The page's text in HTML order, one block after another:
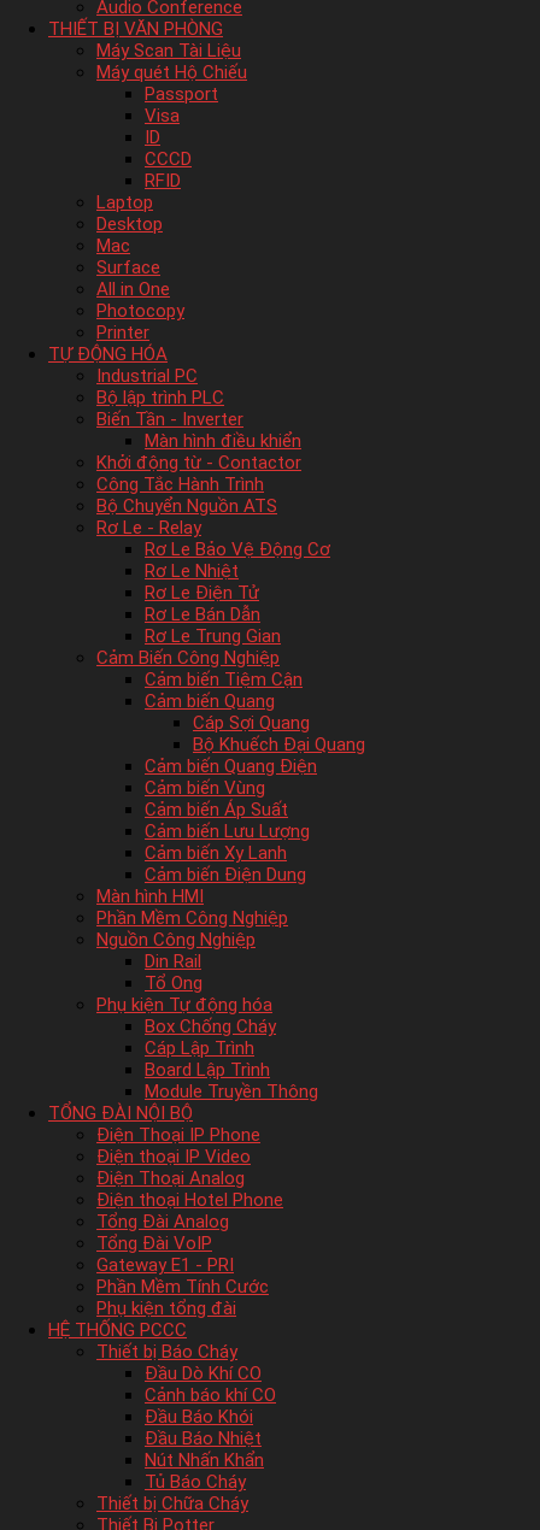
Audio Conference
THIẾT BỊ VĂN PHÒNG
Máy Scan Tài Liệu
Máy quét Hộ Chiếu
Passport
Visa
ID
CCCD
RFID
Laptop
Desktop
Mac
Surface
All in One
Photocopy
Printer
TỰ ĐỘNG HÓA
Industrial PC
Bộ lập trình PLC
Biến Tần - Inverter
Màn hình điều khiển
Khởi động từ - Contactor
Công Tắc Hành Trình
Bộ Chuyển Nguồn ATS
Rơ Le - Relay
Rơ Le Bảo Vệ Động Cơ
Rơ Le Nhiệt
Rơ Le Điện Tử
Rơ Le Bán Dẫn
Rơ Le Trung Gian
Cảm Biến Công Nghiệp
Cảm biến Tiệm Cận
Cảm biến Quang
Cáp Sợi Quang
Bộ Khuếch Đại Quang
Cảm biến Quang Điện
Cảm biến Vùng
Cảm biến Áp Suất
Cảm biến Lưu Lượng
Cảm biến Xy Lanh
Cảm biến Điện Dung
Màn hình HMI
Phần Mềm Công Nghiệp
Nguồn Công Nghiệp
Din Rail
Tổ Ong
Phụ kiện Tự động hóa
Box Chống Cháy
Cáp Lập Trình
Board Lập Trình
Module Truyền Thông
TỔNG ĐÀI NỘI BỘ
Điện Thoại IP Phone
Điện thoại IP Video
Điện Thoại Analog
Điện thoại Hotel Phone
Tổng Đài Analog
Tổng Đài VoIP
Gateway E1 - PRI
Phần Mềm Tính Cước
Phụ kiện tổng đài
HỆ THỐNG PCCC
Thiết bị Báo Cháy
Đầu Dò Khí CO
Cảnh báo khí CO
Đầu Báo Khói
Đầu Báo Nhiệt
Nút Nhấn Khẩn
Tủ Báo Cháy
Thiết bị Chữa Cháy
Thiết Bị Potter